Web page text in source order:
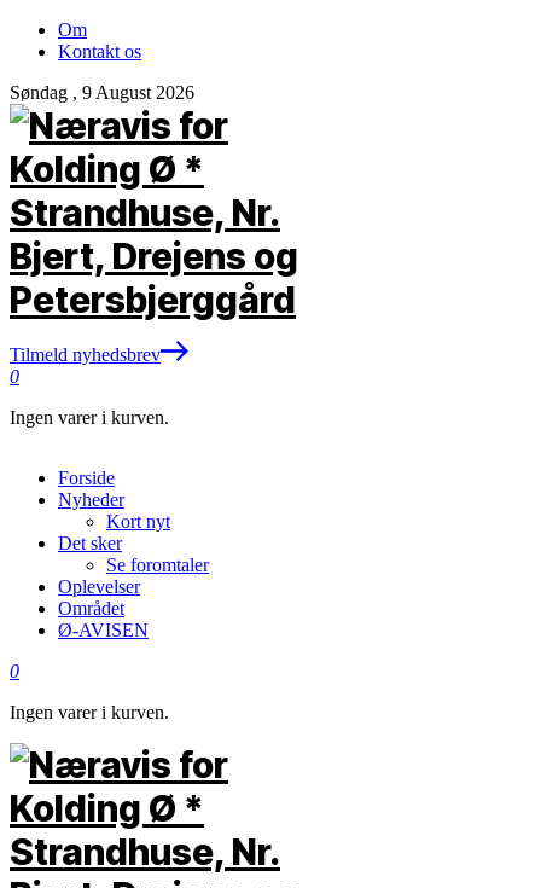
Om
Kontakt os
Søndag , 9 August 2026
Tilmeld nyhedsbrev
0
Ingen varer i kurven.
Forside
Nyheder
Kort nyt
Det sker
Se foromtaler
Oplevelser
Området
Ø-AVISEN
0
Ingen varer i kurven.